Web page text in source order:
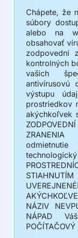
Chápete, že
súbory
alebo na
obsahovať
zodpovední
kontrolných
vašich
antivírusovú
výstupu
prostriedkov
akýchkoľvek
ZRANENIA
NÁZIV
NÁPAD